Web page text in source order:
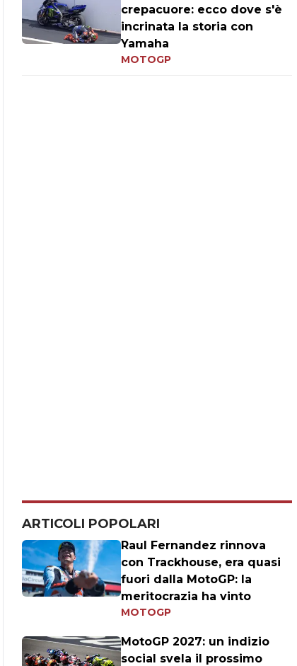
crepacuore: ecco dove s'è
incrinata la storia con
Yamaha
MOTOGP
ARTICOLI POPOLARI
Raul Fernandez rinnova
con Trackhouse, era quasi
fuori dalla MotoGP: la
meritocrazia ha vinto
MOTOGP
MotoGP 2027: un indizio
social svela il prossimo